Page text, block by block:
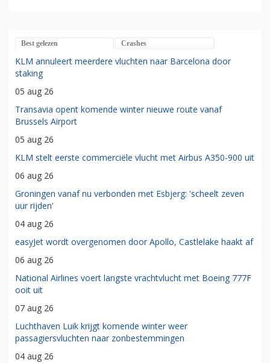
Best gelezen Crashes
KLM annuleert meerdere vluchten naar Barcelona door
staking
05 aug 26
Transavia opent komende winter nieuwe route vanaf
Brussels Airport
05 aug 26
KLM stelt eerste commerciële vlucht met Airbus A350-900 uit
06 aug 26
Groningen vanaf nu verbonden met Esbjerg: 'scheelt zeven
uur rijden'
04 aug 26
easyJet wordt overgenomen door Apollo, Castlelake haakt af
06 aug 26
National Airlines voert langste vrachtvlucht met Boeing 777F
ooit uit
07 aug 26
Luchthaven Luik krijgt komende winter weer
passagiersvluchten naar zonbestemmingen
04 aug 26